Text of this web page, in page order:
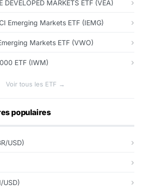
DEVELOPED MARKETS ETF (VEA)
Emerging Markets ETF (IEMG)
Markets ETF (VWO)
ETF (IWM)
Voir tous les ETF →
populaires
USD)
USD)